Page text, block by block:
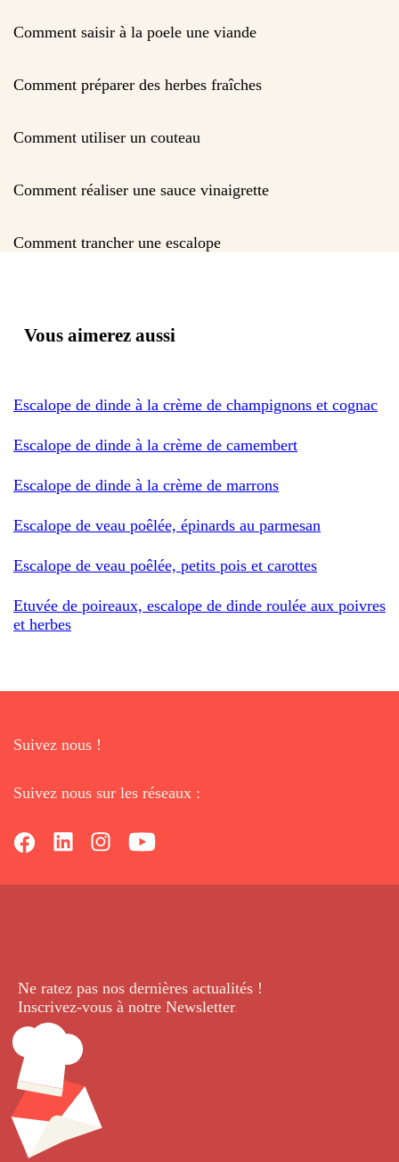
Comment saisir à la poele une viande
Comment préparer des herbes fraîches
Comment utiliser un couteau
Comment réaliser une sauce vinaigrette
Comment trancher une escalope
Vous aimerez aussi
Escalope de dinde à la crème de champignons et cognac
Escalope de dinde à la crème de camembert
Escalope de dinde à la crème de marrons
Escalope de veau poêlée, épinards au parmesan
Escalope de veau poêlée, petits pois et carottes
Etuvée de poireaux, escalope de dinde roulée aux poivres
et herbes
Suivez nous !
Suivez nous sur les réseaux :
Ne ratez pas nos dernières actualités !
Inscrivez-vous à notre Newsletter.